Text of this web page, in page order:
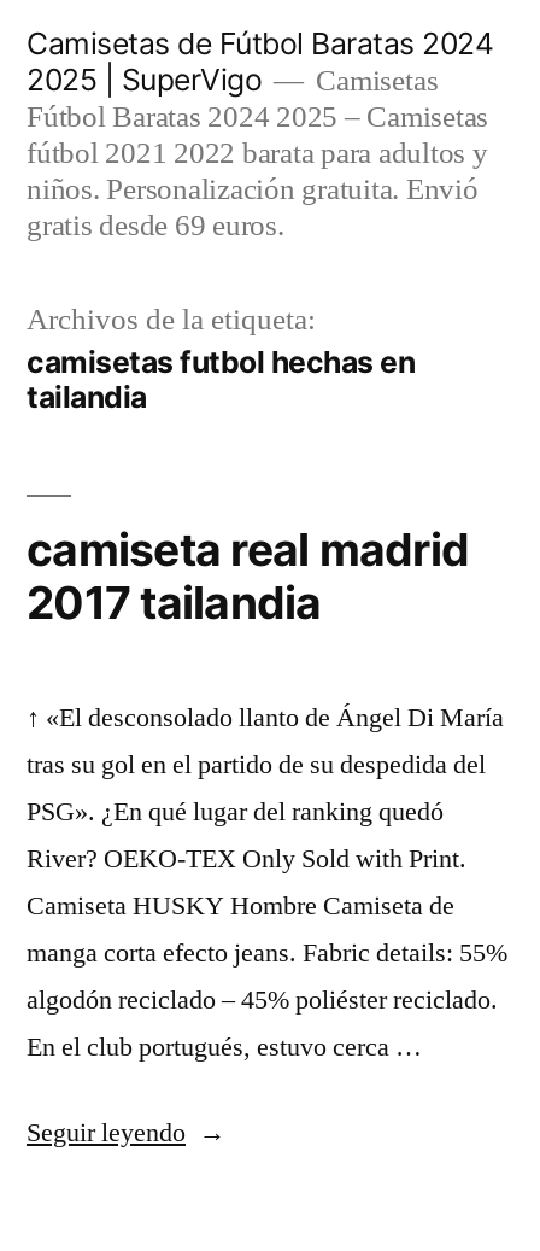
contenido
Camisetas de Fútbol Baratas 2024
2025 | SuperVigo
Camisetas
Fútbol Baratas 2024 2025 – Camisetas
fútbol 2021 2022 barata para adultos y
niños. Personalización gratuita. Envió
gratis desde 69 euros.
Archivos de la etiqueta:
camisetas futbol hechas en
tailandia
camiseta real madrid
2017 tailandia
↑ «El desconsolado llanto de Ángel Di María
tras su gol en el partido de su despedida del
PSG». ¿En qué lugar del ranking quedó
River? OEKO-TEX Only Sold with Print.
Camiseta HUSKY Hombre Camiseta de
manga corta efecto jeans. Fabric details: 55%
algodón reciclado – 45% poliéster reciclado.
En el club portugués, estuvo cerca …
Seguir leyendo«camiseta